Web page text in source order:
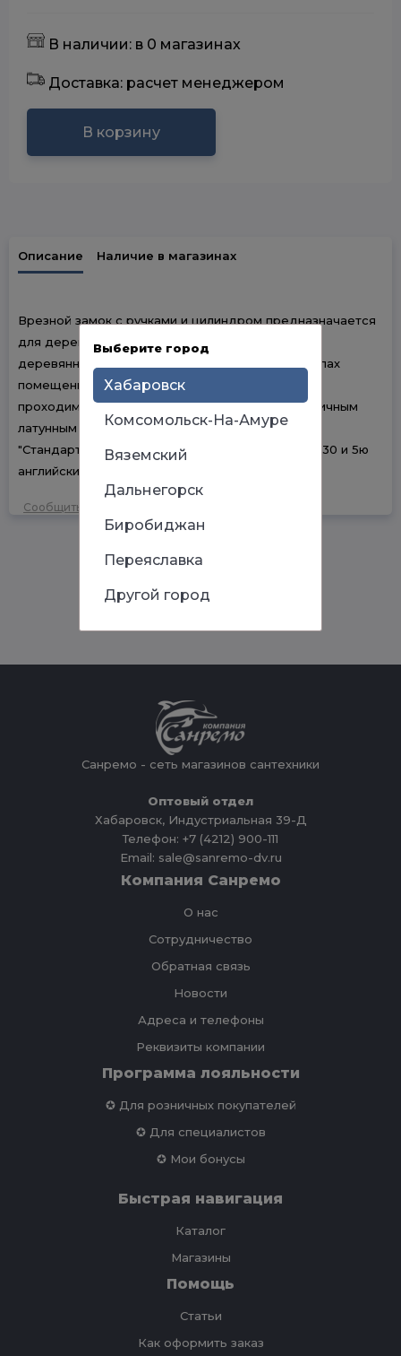
В наличии: в 0 магазинах
Доставка: расчет менеджером
В корзину
Описание Наличие в магазинах
Врезной замок с ручками и цилиндром предназначается
для деревянных дверей (в том числе входных
деревянных). Может использоваться во всех типах
помещений, включая помещения с высокой
проходимостью. Замок укомплектован симметричным
латунным цилиндровым механизмом Л из серии
"Стандарт", модификации ключ/ключ, размер 30/30 и 5ю
английскими ключами из латуни.
Сообщить об ошибке
Санремо - сеть магазинов сантехники
Оптовый отдел
Хабаровск, Индустриальная 39-Д
Телефон: +7 (4212) 900-111
Email: sale@sanremo-dv.ru
Компания Санремо
О нас
Сотрудничество
Обратная связь
Новости
Адреса и телефоны
Реквизиты компании
Программа лояльности
✪ Для розничных покупателей
✪ Для специалистов
✪ Мои бонусы
Быстрая навигация
Каталог
Магазины
Помощь
Статьи
Как оформить заказ
Выберите город
Хабаровск
Комсомольск-На-Амуре
Вяземский
Дальнегорск
Биробиджан
Переяславка
Другой город